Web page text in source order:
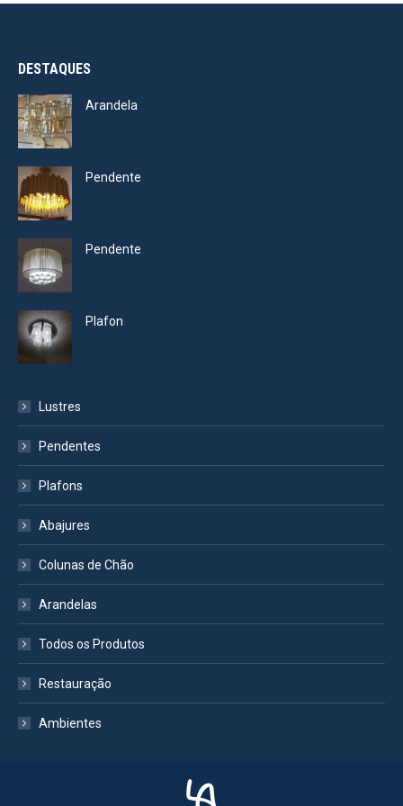
DESTAQUES
Arandela
Pendente
Pendente
Plafon
Lustres
Pendentes
Plafons
Abajures
Colunas de Chão
Arandelas
Todos os Produtos
Restauração
Ambientes